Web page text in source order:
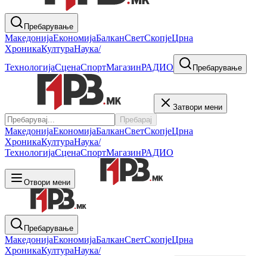
Пребарување
МакедонијаЕкономијаБалканСветСкопјеЦрна
ХроникаКултураНаука/
ТехнологијаСценаСпортМагазинРАДИО Пребарување
Затвори мени
Пребарај
МакедонијаЕкономијаБалканСветСкопјеЦрна
ХроникаКултураНаука/
ТехнологијаСценаСпортМагазинРАДИО
Отвори мени
Пребарување
МакедонијаЕкономијаБалканСветСкопјеЦрна
ХроникаКултураНаука/